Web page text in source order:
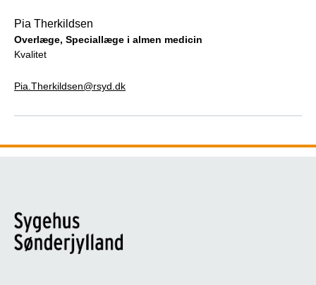
Pia Therkildsen
Overlæge, Speciallæge i almen medicin
Kvalitet
Pia.Therkildsen@rsyd.dk